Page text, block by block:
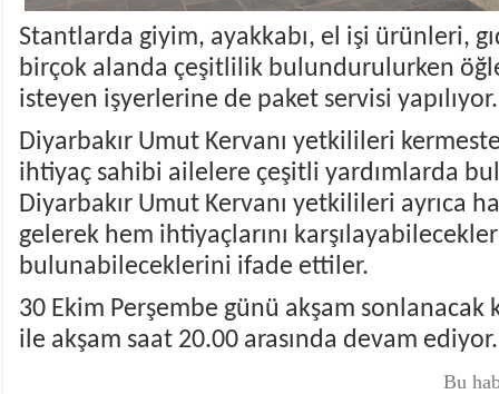
Stantlarda giyim, ayakkabı, el işi ürünleri,
birçok alanda çeşitlilik bulundurulurken
isteyen işyerlerine de paket servisi yapılıyor.
Diyarbakır Umut Kervanı yetkilileri
ihtiyaç sahibi ailelere çeşitli yardımlarda
Diyarbakır Umut Kervanı yetkilileri ayrıca
gelerek hem ihtiyaçlarını
bulunabileceklerini ifade ettiler.
30 Ekim Perşembe günü akşam sonlanacak
ile akşam saat 20.00 arasında devam
Bu